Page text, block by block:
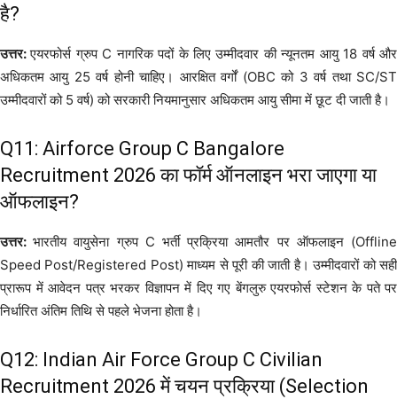
है?
उत्तर:एयरफोर्स ग्रुप C नागरिक पदों के लिए उम्मीदवार की न्यूनतम आयु 18 वर्ष और
अधिकतम आयु 25 वर्ष होनी चाहिए। आरक्षित वर्गों (OBC को 3 वर्ष तथा SC/ST
उम्मीदवारों को 5 वर्ष) को सरकारी नियमानुसार अधिकतम आयु सीमा में छूट दी जाती है।
Q11: Airforce Group C Bangalore
Recruitment 2026 का फॉर्म ऑनलाइन भरा जाएगा या
ऑफलाइन?
उत्तर:भारतीय वायुसेना ग्रुप C भर्ती प्रक्रिया आमतौर पर ऑफलाइन (Offline
Speed Post/Registered Post) माध्यम से पूरी की जाती है। उम्मीदवारों को सही
प्रारूप में आवेदन पत्र भरकर विज्ञापन में दिए गए बेंगलुरु एयरफोर्स स्टेशन के पते पर
निर्धारित अंतिम तिथि से पहले भेजना होता है।
Q12: Indian Air Force Group C Civilian
Recruitment 2026 में चयन प्रक्रिया (Selection